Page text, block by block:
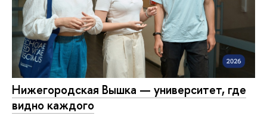
Нижегородская Вышка — университет, где
видно каждого